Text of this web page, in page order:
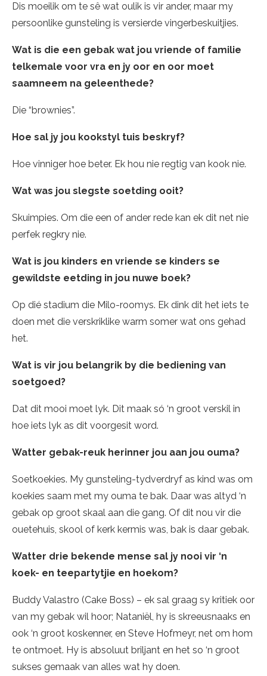
Dis moeilik om te sê wat oulik is vir ander, maar my
persoonlike gunsteling is versierde vingerbeskuitjies.
Wat is die een gebak wat jou vriende of familie
telkemale voor vra en jy oor en oor moet
saamneem na geleenthede?
Die “brownies”.
Hoe sal jy jou kookstyl tuis beskryf?
Hoe vinniger hoe beter. Ek hou nie regtig van kook nie.
Wat was jou slegste soetding ooit?
Skuimpies. Om die een of ander rede kan ek dit net nie
perfek regkry nie.
Wat is jou kinders en vriende se kinders se
gewildste eetding in jou nuwe boek?
Op dié stadium die Milo-roomys. Ek dink dit het iets te
doen met die verskriklike warm somer wat ons gehad
het.
Wat is vir jou belangrik by die bediening van
soetgoed?
Dat dit mooi moet lyk. Dit maak só ‘n groot verskil in
hoe iets lyk as dit voorgesit word.
Watter gebak-reuk herinner jou aan jou ouma?
Soetkoekies. My gunsteling-tydverdryf as kind was om
koekies saam met my ouma te bak. Daar was altyd ‘n
gebak op groot skaal aan die gang. Of dit nou vir die
ouetehuis, skool of kerk kermis was, bak is daar gebak.
Watter drie bekende mense sal jy nooi vir ‘n
koek- en teepartytjie en hoekom?
Buddy Valastro (Cake Boss) – ek sal graag sy kritiek oor
van my gebak wil hoor; Nataniël, hy is skreeusnaaks en
ook ‘n groot koskenner, en Steve Hofmeyr, net om hom
te ontmoet. Hy is absoluut briljant en het so ‘n groot
sukses gemaak van alles wat hy doen.